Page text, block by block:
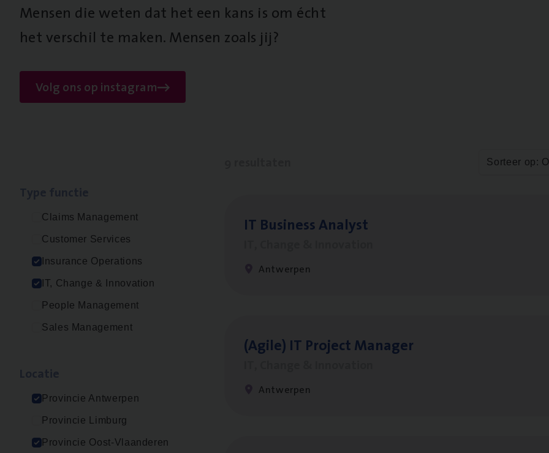
Mensen die weten dat het een kans is om écht
het verschil te maken. Mensen zoals jij?
Volg ons op instagram
Claims Management
Customer Services
Insurance Operations
IT, Change & Innovation
People Management
Sales Management
Provincie Antwerpen
Provincie Limburg
Provincie Oost-Vlaanderen
Sorteer op:
IT Busi­ness Analyst
Antwerpen
(Agi­le) IT Pro­ject Manager
Antwerpen